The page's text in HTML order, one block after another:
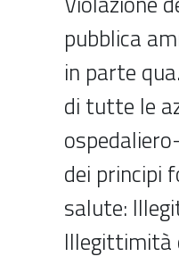
pubblica
in parte
di tutte le
dei principi
salute:
Illegittimità